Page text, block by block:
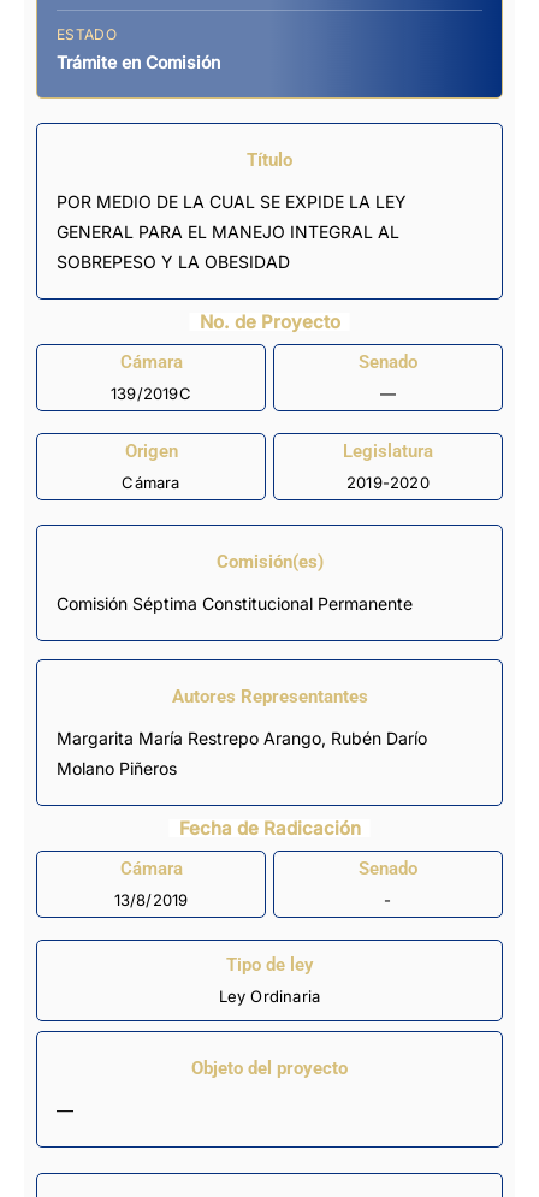
ESTADO
Trámite en Comisión
Título
POR MEDIO DE LA CUAL SE EXPIDE LA LEY
GENERAL PARA EL MANEJO INTEGRAL AL
SOBREPESO Y LA OBESIDAD
No. de Proyecto
Cámara
139/2019C
Senado
—
Origen
Cámara
Legislatura
2019-2020
Comisión(es)
Comisión Séptima Constitucional Permanente
Autores Representantes
Margarita María Restrepo Arango, Rubén Darío
Molano Piñeros
Fecha de Radicación
Cámara
13/8/2019
Senado
-
Tipo de ley
Ley Ordinaria
Objeto del proyecto
—